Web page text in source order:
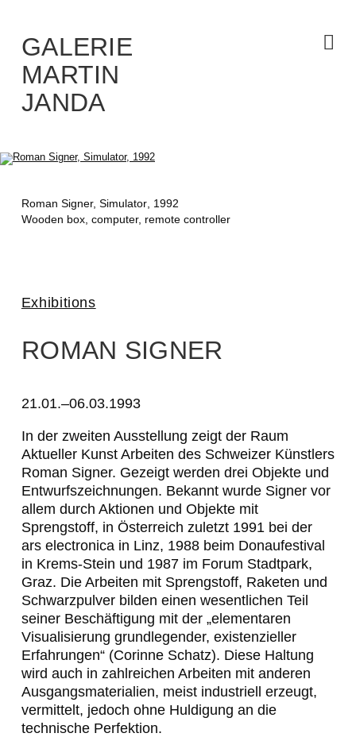
GALERIE
MARTIN
JANDA
Exhibitions
Roman Signer, Simulator, 1992
Wooden box, computer, remote controller
ROMAN SIGNER
o
m
a
n
S
i
g
n
e
r
21.01.–06.03.1993
In der zweiten Ausstellung zeigt der Raum
Aktueller KunstArbeiten des Schweizer Künstlers
Roman Signer. Gezeigt werden drei Objekte und
Entwurfszeichnungen. Bekannt wurde Signer vor
allem durch Aktionen und Objekte mit
Sprengstoff, in Österreich zuletzt 1991 bei der
ars electronica in Linz, 1988 beim Donaufestival
in Krems-Stein und 1987 im Forum Stadtpark,
Graz. Die Arbeiten mit Sprengstoff, Raketen und
Schwarzpulver bilden einen wesentlichen Teil
seiner Beschäftigung mit der „elementaren
Visualisierung grundlegender, existenzieller
Erfahrungen“ (Corinne Schatz). Diese Haltung
wird auch in zahlreichen Arbeiten mit anderen
Ausgangsmaterialien, meist industriell erzeugt,
vermittelt, jedoch ohne Huldigung an die
technische Perfektion.